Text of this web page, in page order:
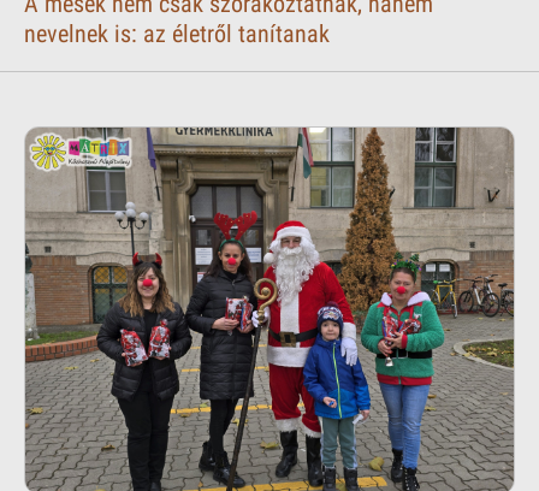
nevelnek is: az életről tanítanak